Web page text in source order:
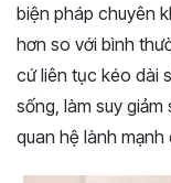
biện pháp chuyên
hơn so với bình
cứ liên tục kéo dài
sống, làm suy
quan hệ lành